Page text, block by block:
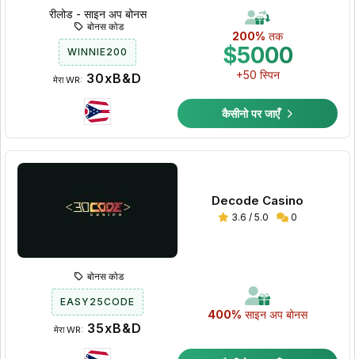
200% तक
$5000
+50 स्पिन
रीलोड - साइन अप बोनस
बोनस कोड
WINNIE200
मेरा WR: 30xB&D
कैसीनो पर जाएँ
Decode Casino
3.6 / 5.0 0
400% साइन अप बोनस
बोनस कोड
EASY25CODE
मेरा WR: 35xB&D